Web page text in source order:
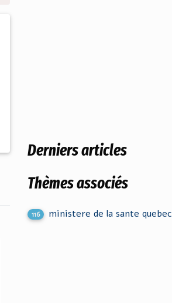
Derniers articles
Thèmes associés
116 ministere de la sante quebec